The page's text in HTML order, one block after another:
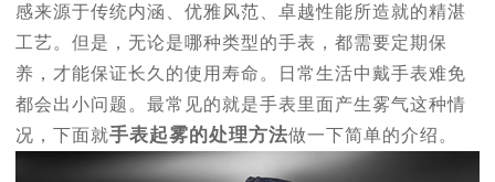
感来源于传统内涵、优雅风范、卓越性能所造就的精湛
工艺。但是，无论是哪种类型的手表，都需要定期保
养，才能保证长久的使用寿命。日常生活中戴手表难免
都会出小问题。最常见的就是手表里面产生雾气这种情
况，下面就手表起雾的处理方法做一下简单的介绍。